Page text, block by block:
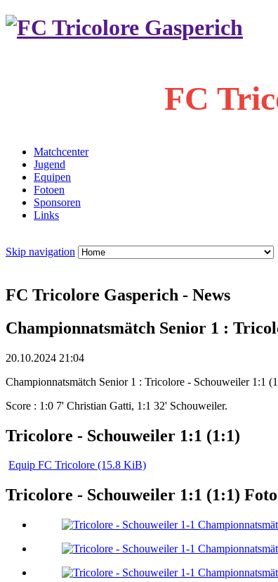
FC
Matchcenter
Jugend
Equipen
Fotoen
Sponsoren
Links
Skip navigation
FC Tricolore Gasperich - News
Championnatsmätch Senior 1 :
20.10.2024 21:04
Championnatsmätch Senior 1 : Tricolore - Schouweiler 1:1
Score : 1:0 7' Christian Gatti, 1:1 32' Schouweiler.
Tricolore - Schouweiler 1:1 (1:1)
Equip FC Tricolore (15.8 KiB)
Tricolore - Schouweiler 1:1 (1:1)